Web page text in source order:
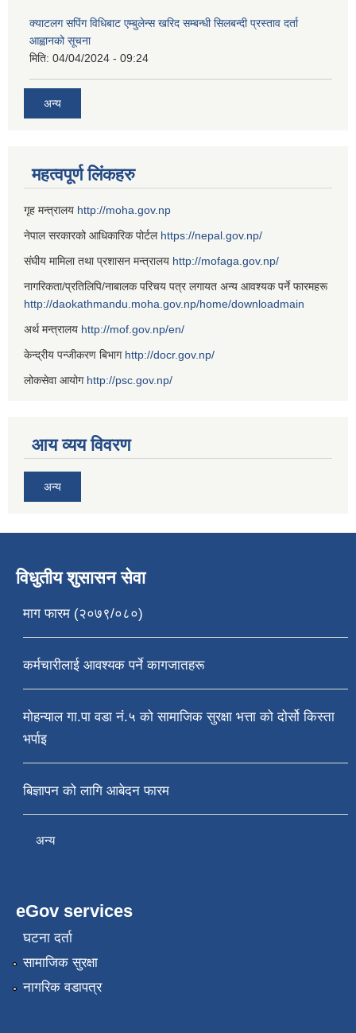
क्याटलग सपिंग विधिबाट एम्बुलेन्स खरिद सम्बन्धी सिलबन्दी प्रस्ताव दर्ता
आह्वानको सूचना
मिति: 04/04/2024 - 09:24
अन्य
महत्वपूर्ण लिंकहरु
गृह मन्त्रालय http://moha.gov.np
नेपाल सरकारको आधिकारिक पोर्टल https://nepal.gov.np/
संघीय मामिला तथा प्रशासन मन्त्रालय http://mofaga.gov.np/
नागरिकता/प्रतिलिपि/नाबालक परिचय पत्र लगायत अन्य आवश्यक पर्ने फारमहरू
http://daokathmandu.moha.gov.np/home/downloadmain
अर्थ मन्त्रालय http://mof.gov.np/en/
केन्द्रीय पन्जीकरण बिभाग http://docr.gov.np/
लोकसेवा आयोग http://psc.gov.np/
आय व्यय विवरण
अन्य
विधुतीय शुसासन सेवा
माग फारम (२०७९/०८०)
कर्मचारीलाई आवश्यक पर्ने कागजातहरू
मोहन्याल गा.पा वडा नं.५ को सामाजिक सुरक्षा भत्ता को दोर्सो किस्ता
भर्पाइ
बिज्ञापन को लागि आबेदन फारम
अन्य
eGov services
घटना दर्ता
सामाजिक सुरक्षा
नागरिक वडापत्र